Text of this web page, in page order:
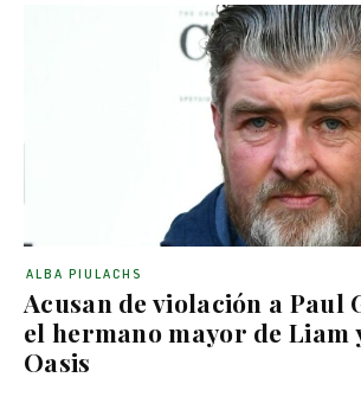
Acusan de violación a Paul
el hermano mayor de Liam
Oasis
ALBA PIULACHS